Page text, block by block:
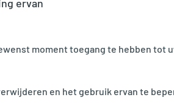
ervan
moment toegang te hebben
en het gebruik ervan te